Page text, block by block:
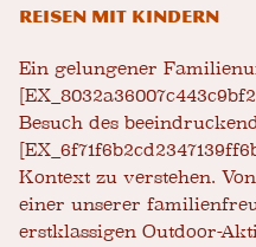
Reisen mit Kindern
Ein gelungener
Besuch des
Kontext zu verstehen.
einer unserer
erstklassigen Outdoor-